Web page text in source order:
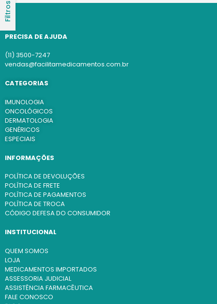
Filtros
PRECISA DE AJUDA
(11) 3500-7247
vendas@facilitamedicamentos.com.br
CATEGORIAS
IMUNOLOGIA
ONCOLÓGICOS
DERMATOLOGIA
GENÉRICOS
ESPECIAIS
INFORMAÇÕES
POLÍTICA DE DEVOLUÇÕES
POLÍTICA DE FRETE
POLÍTICA DE PAGAMENTOS
POLÍTICA DE TROCA
CÓDIGO DEFESA DO CONSUMIDOR
INSTITUCIONAL
QUEM SOMOS
LOJA
MEDICAMENTOS IMPORTADOS
ASSESSORIA JUDICIAL
ASSISTÊNCIA FARMACÊUTICA
FALE CONOSCO